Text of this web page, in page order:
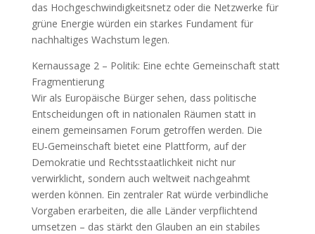
das Hochgeschwindigkeitsnetz oder die Netzwerke für
grüne Energie würden ein starkes Fundament für
nachhaltiges Wachstum legen.
Kernaussage 2 – Politik: Eine echte Gemeinschaft statt
Fragmentierung
Wir als Europäische Bürger sehen, dass politische
Entscheidungen oft in nationalen Räumen statt in
einem gemeinsamen Forum getroffen werden. Die
EU‑Gemeinschaft bietet eine Plattform, auf der
Demokratie und Rechtsstaatlichkeit nicht nur
verwirklicht, sondern auch weltweit nachgeahmt
werden können. Ein zentraler Rat würde verbindliche
Vorgaben erarbeiten, die alle Länder verpflichtend
umsetzen – das stärkt den Glauben an ein stabiles